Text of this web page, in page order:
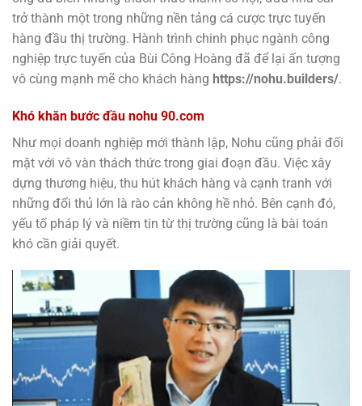
trở thành một trong những nền tảng cá cược trực tuyến
hàng đầu thị trường. Hành trình chinh phục ngành công
nghiệp trực tuyến của Bùi Công Hoàng đã để lại ấn tượng
vô cùng mạnh mẽ cho khách hàng https://nohu.builders/.
Khó khăn bước đầu nohu 90.com
Như mọi doanh nghiệp mới thành lập, Nohu cũng phải đối
mặt với vô vàn thách thức trong giai đoạn đầu. Việc xây
dựng thương hiệu, thu hút khách hàng và cạnh tranh với
những đối thủ lớn là rào cản không hề nhỏ. Bên cạnh đó,
yếu tố pháp lý và niềm tin từ thị trường cũng là bài toán
khó cần giải quyết.